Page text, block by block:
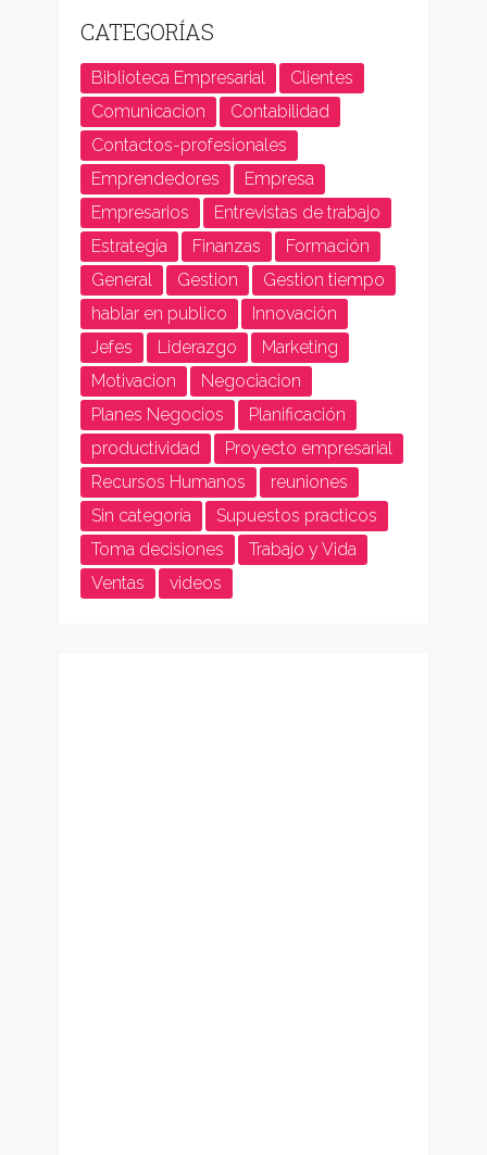
CATEGORÍAS
Biblioteca Empresarial
Clientes
Comunicacion
Contabilidad
Contactos-profesionales
Emprendedores
Empresa
Empresarios
Entrevistas de trabajo
Estrategia
Finanzas
Formación
General
Gestion
Gestion tiempo
hablar en publico
Innovación
Jefes
Liderazgo
Marketing
Motivacion
Negociacion
Planes Negocios
Planificación
productividad
Proyecto empresarial
Recursos Humanos
reuniones
Sin categoría
Supuestos practicos
Toma decisiones
Trabajo y Vida
Ventas
videos